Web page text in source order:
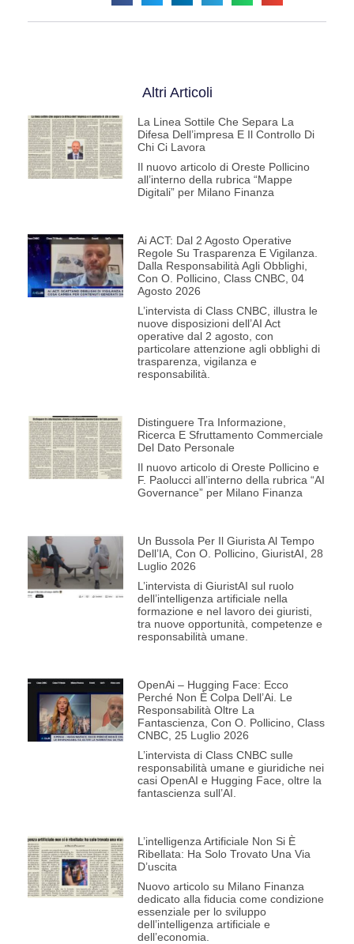
Altri Articoli
La Linea Sottile Che Separa La
Difesa Dell’impresa E Il Controllo Di
Chi Ci Lavora
Il nuovo articolo di Oreste Pollicino
all’interno della rubrica “Mappe
Digitali” per Milano Finanza
Ai ACT: Dal 2 Agosto Operative
Regole Su Trasparenza E Vigilanza.
Dalla Responsabilità Agli Obblighi,
Con O. Pollicino, Class CNBC, 04
Agosto 2026
L’intervista di Class CNBC, illustra le
nuove disposizioni dell’AI Act
operative dal 2 agosto, con
particolare attenzione agli obblighi di
trasparenza, vigilanza e
responsabilità.
Distinguere Tra Informazione,
Ricerca E Sfruttamento Commerciale
Del Dato Personale
Il nuovo articolo di Oreste Pollicino e
F. Paolucci all’interno della rubrica “AI
Governance” per Milano Finanza
Un Bussola Per Il Giurista Al Tempo
Dell’IA, Con O. Pollicino, GiuristAI, 28
Luglio 2026
L’intervista di GiuristAI sul ruolo
dell’intelligenza artificiale nella
formazione e nel lavoro dei giuristi,
tra nuove opportunità, competenze e
responsabilità umane.
OpenAi – Hugging Face: Ecco
Perché Non È Colpa Dell’Ai. Le
Responsabilità Oltre La
Fantascienza, Con O. Pollicino, Class
CNBC, 25 Luglio 2026
L’intervista di Class CNBC sulle
responsabilità umane e giuridiche nei
casi OpenAI e Hugging Face, oltre la
fantascienza sull’AI.
L’intelligenza Artificiale Non Si È
Ribellata: Ha Solo Trovato Una Via
D’uscita
Nuovo articolo su Milano Finanza
dedicato alla fiducia come condizione
essenziale per lo sviluppo
dell’intelligenza artificiale e
dell’economia.